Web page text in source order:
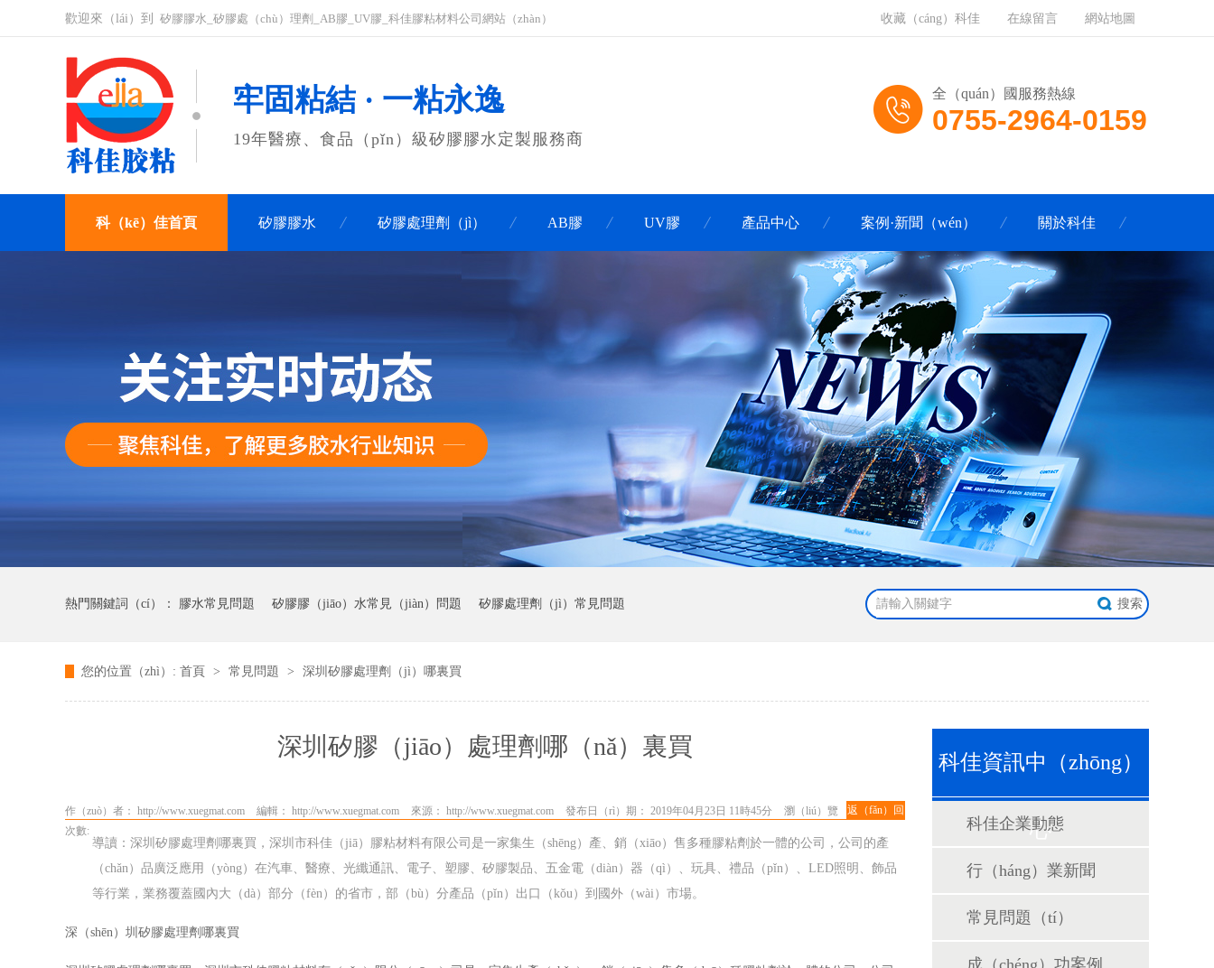
歡迎來（lái）到 矽膠膠水_矽膠處（chù）理劑_AB膠_UV膠_科佳膠粘材料公司網站（zhàn） 收藏（cáng）科佳 在線留言 網站地圖
牢固粘結 · 一粘永逸
19年醫療、食品（pǐn）級矽膠膠水定製服務商
全（quán）國服務熱線
0755-2964-0159
科（kē）佳首頁 矽膠膠水 矽膠處理劑（jì） AB膠 UV膠 產品中心 案例·新聞（wén） 關於科佳
熱門關鍵詞（cí）： 膠水常見問題 矽膠膠（jiāo）水常見（jiàn）問題 矽膠處理劑（jì）常見問題
AB膠（jiāo）常（cháng）見問題 快幹膠膠常見問題
您的位置（zhì）: 首頁 > 常見問題 > 深圳矽膠處理劑（jì）哪裏買
深圳矽膠（jiāo）處理劑哪（nǎ）裏買
返（fǎn）回
作（zuò）者： http://www.xuegmat.com 編輯： http://www.xuegmat.com 來源： http://www.xuegmat.com 發布日（rì）期： 2019年04月23日 11時45分
瀏（liú）覽
次數:
導讀：深圳矽膠處理劑哪裏買，深圳市科佳（jiā）膠粘材料有限公司是一家集生（shēng）產、銷（xiāo）售多種膠粘劑於一體的公司，公司的產
（chǎn）品廣泛應用（yòng）在汽車、醫療、光纖通訊、電子、塑膠、矽膠製品、五金電（diàn）器（qì）、玩具、禮品（pǐn）、LED照明、飾品
等行業，業務覆蓋國內大（dà）部分（fèn）的省市，部（bù）分產品（pǐn）出口（kǒu）到國外（wài）市場。
深（shēn）圳矽膠處理劑哪裏買
科佳資訊中（zhōng）
心
科佳企業動態
行（háng）業新聞
常見問題（tí）
成（chéng）功案例